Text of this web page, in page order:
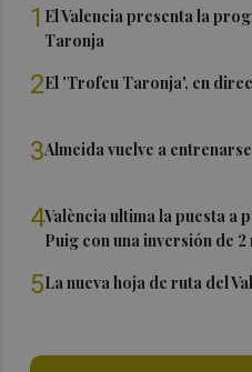
1 El Valencia presenta la
Taronja
2El 'Trofeu Taronja', en
3Almeida vuelve a
4València ultima la puesta a
Puig con una inversión de 2
5La nueva hoja de ruta del